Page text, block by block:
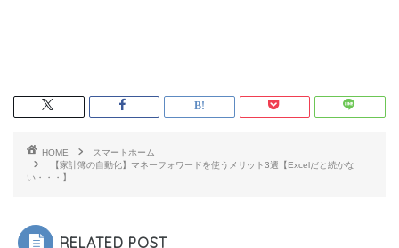
HOME
スマートホーム
【家計簿の自動化】マネーフォワードを使うメリット3選【Excelだと続かな
い・・・】
RELATED POST